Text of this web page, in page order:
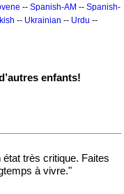
-- Spanish-AM -- Spanish-
-- Ukrainian -- Urdu --
enfants!
très critique. Faites
à vivre."